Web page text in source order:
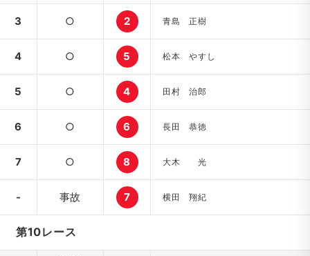
3 ○ 2 青島 正樹
4 ○ 5 松本 やすし
5 ○ 4 田村 治郎
6 ○ 6 長田 恭徳
7 ○ 8 大木 光
- 事故 7 横田 翔紀
第10レース